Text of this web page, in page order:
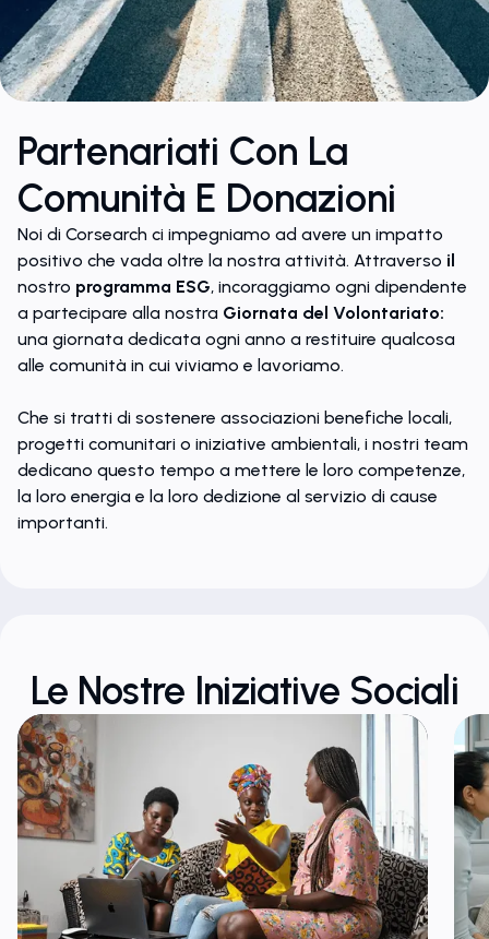
Partenariati Con La
Comunità E Donazioni
Noi di Corsearch ci impegniamo ad avere un impatto
positivo che vada oltre la nostra attività. Attraverso il
nostro programma ESG, incoraggiamo ogni dipendente
a partecipare alla nostra Giornata del Volontariato:
una giornata dedicata ogni anno a restituire qualcosa
alle comunità in cui viviamo e lavoriamo.
Che si tratti di sostenere associazioni benefiche locali,
progetti comunitari o iniziative ambientali, i nostri team
dedicano questo tempo a mettere le loro competenze,
la loro energia e la loro dedizione al servizio di cause
importanti.
Le Nostre Iniziative Sociali